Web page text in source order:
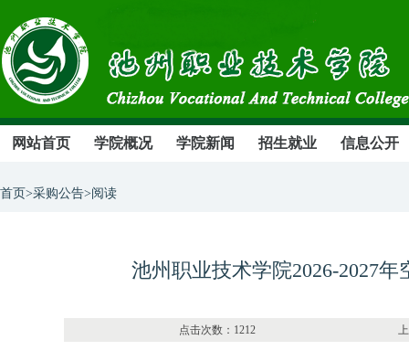
网站首页 学院概况 学院新闻 招生就业 信息公开
首页>采购公告>阅读
池州职业技术学院2026-2027
点击次数：1212 上传